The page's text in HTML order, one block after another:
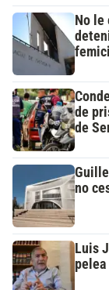
No
de
de
no
Luis